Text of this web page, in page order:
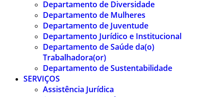
Departamento de Diversidade
Departamento de Mulheres
Departamento de Juventude
Departamento Jurídico e Institucional
Departamento de Saúde da(o)
Trabalhadora(or)
Departamento de Sustentabilidade
SERVIÇOS
Assistência Jurídica